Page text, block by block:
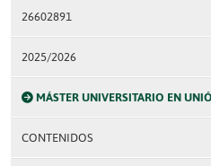
26602891
2025/2026
MÁSTER UNIVERSITARIO EN
CONTENIDOS